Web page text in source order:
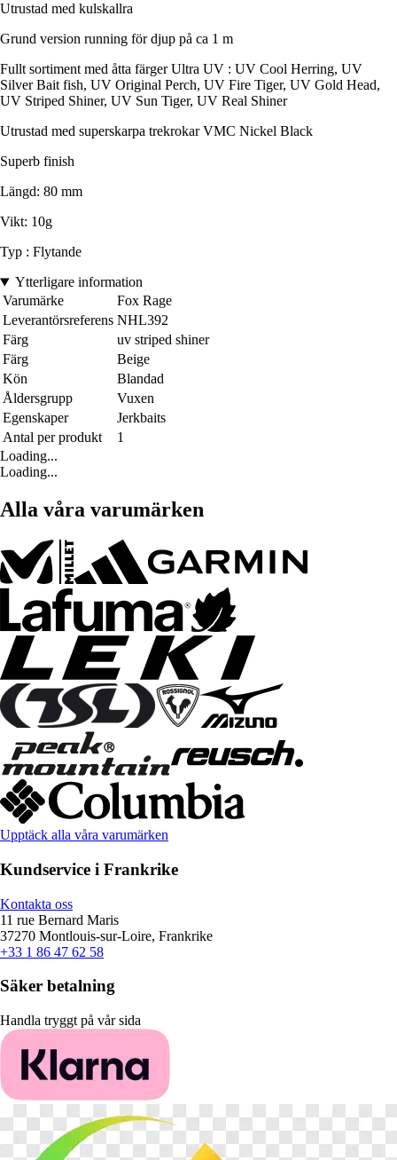
Utrustad med kulskallra
Grund version running för djup på ca 1 m
Fullt sortiment med åtta färger Ultra UV : UV Cool Herring, UV
Silver Bait fish, UV Original Perch, UV Fire Tiger, UV Gold Head,
UV Striped Shiner, UV Sun Tiger, UV Real Shiner
Utrustad med superskarpa trekrokar VMC Nickel Black
Superb finish
Längd: 80 mm
Vikt: 10g
Typ : Flytande
Ytterligare information
Varumärke
Fox Rage
Leverantörsreferens NHL392
Färg
uv striped shiner
Färg
Beige
Kön
Blandad
Åldersgrupp
Vuxen
Egenskaper
Jerkbaits
Antal per produkt
1
Loading...
Loading...
Alla våra varumärken
Upptäck alla våra varumärken
Kundservice i Frankrike
Kontakta oss
11 rue Bernard Maris
37270 Montlouis-sur-Loire, Frankrike
+33 1 86 47 62 58
Säker betalning
Handla tryggt på vår sida